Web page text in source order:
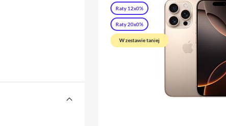
Raty 12x0%
Raty 20x0%
W zestawie taniej